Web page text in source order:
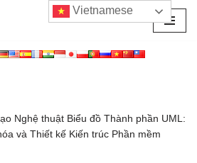
Nghệ thuật Biểu đồ Thành phần UML:
và Thiết kế Kiến trúc Phần mềm
Vietnamese